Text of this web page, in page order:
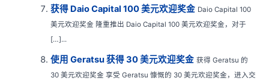
获得 Daio Capital 100 美元欢迎奖金 Daio Capital 100
美元欢迎奖金 隆重推出 Daio Capital 100 美元欢迎奖金，对于
[…]...
使用 Geratsu 获得 30 美元欢迎奖金 获得 Geratsu 的
30 美元欢迎奖金 享受 Geratsu 慷慨的 30 美元欢迎奖金，进入交